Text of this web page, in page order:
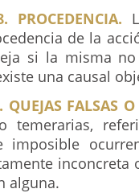
PROCEDENCIA.
de la
si la misma
una causal
FALSAS O
temerarias,
imposible
alguna.